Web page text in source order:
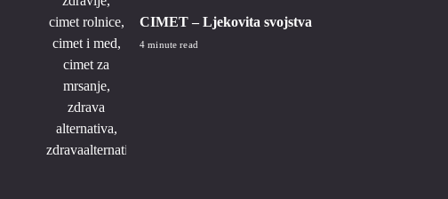
CIMET – Ljekovita svojstva
4 minute read